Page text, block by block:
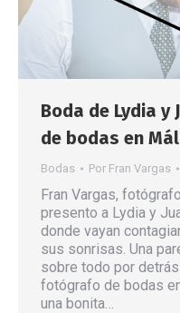
Boda de Lydia y
de bodas en
Bodas Por Fran Vargas
Fran Vargas,
presento a Lydia y
donde vayan
sus sonrisas. Una
sobre todo por
fotógrafo de bodas
una bonita…